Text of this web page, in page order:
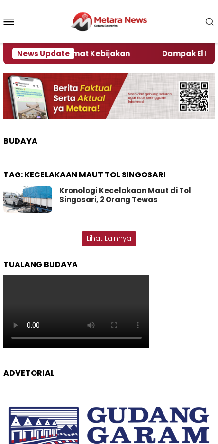
konten
News Update
Kata Pengamat Kebijakan Dampak El Nino,
BUDAYA
TAG:KECELAKAAN MAUT TOL SINGOSARI
Kronologi Kecelakaan Maut di Tol
Singosari, 2 Orang Tewas
Lihat Lainnya
TUALANG BUDAYA
ADVETORIAL